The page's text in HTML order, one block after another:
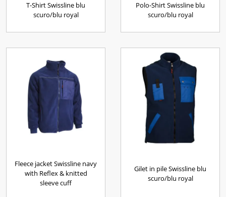
T-Shirt Swissline blu
scuro/blu royal
Polo-Shirt Swissline blu
scuro/blu royal
Fleece jacket Swissline navy
with Reflex & knitted
sleeve cuff
Gilet in pile Swissline blu
scuro/blu royal